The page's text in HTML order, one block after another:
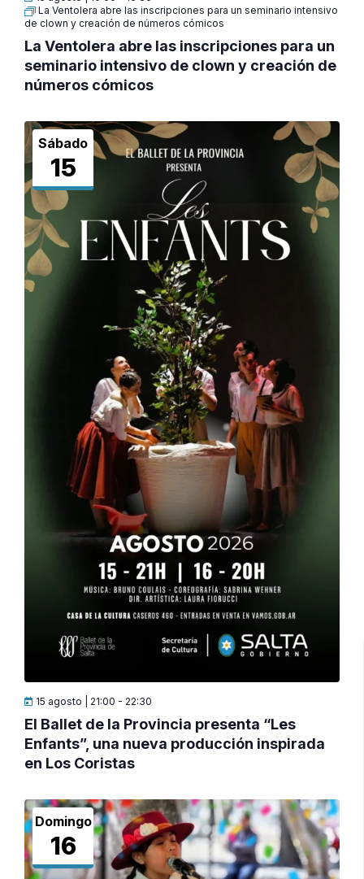
La Ventolera abre las inscripciones para un seminario intensivo
de clown y creación de números cómicos
La Ventolera abre las inscripciones para un
seminario intensivo de clown y creación de
números cómicos
Sábado
15
15 agosto | 21:00 - 22:30
El Ballet de la Provincia presenta “Les
Enfants”, una nueva producción inspirada
en Los Coristas
Domingo
16